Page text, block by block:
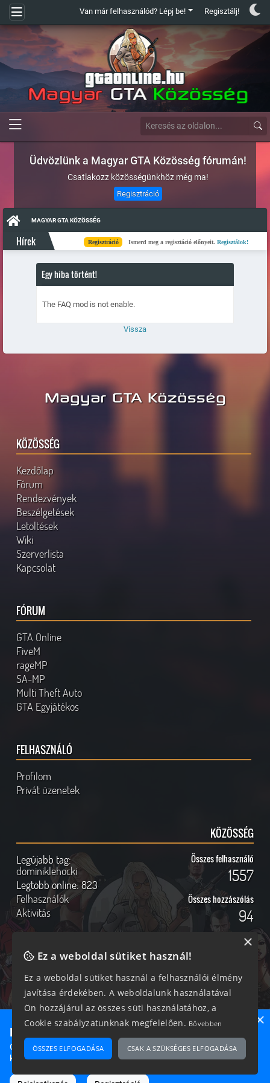
Van már felhasználód? Lépj be! Regisztálj!
Üdvözlünk a Magyar GTA Közösség fórumán!
Csatlakozz közösségünkhöz még ma!
Regisztráció
MAGYAR GTA KÖZÖSSÉG
Hírek Regisztráció Ismerd meg a regisztáció előnyeit.Regisztálok!
Egy hiba történt!
The FAQ mod is not enable.
Vissza
Magyar GTA Közösség
KÖZÖSSÉG
Kezdőlap
Fórum
Rendezvények
Beszélgetések
Letöltések
Wiki
Szerverlista
Kapcsolat
FÓRUM
GTA Online
FiveM
rageMP
SA-MP
Multi Theft Auto
GTA Egyjátékos
FELHASZNÁLÓ
Profilom
Privát üzenetek
KÖZÖSSÉG
Legújabb tag:
dominiklehocki
Legtöbb online:823
Felhasználók
Aktivitás
Összes felhasználó
1557
Összes hozzászólás
94
Online felhasználók
298 vendég, 0 tag
Kövess Minket!
2026 © Magyar GTA Közösség
hozzájárulásával és a forrás megjelölésével használhatóak fel.
Ne maradj le semmiről!
Csatlakozz most hozzánk, hogy megtudd, milyen egy igazi
közösséghez tartozni!
×
Ez a weboldal sütiket használ!
Ez a weboldal sütiket használ a felhasználói élmény
javítása érdekében. A weboldalunk használatával
Ön hozzájárul az összes süti használatához, a
Cookie szabályzatunknak megfelelően. Bővebben
ÖSSZES ELFOGADÁSA CSAK A SZÜKSÉGES ELFOGADÁSA
×